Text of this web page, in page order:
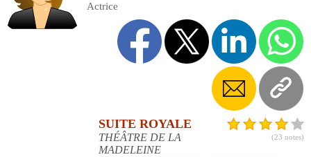
Actrice
(23 notes)
SUITE ROYALE
THÉÂTRE DE LA
MADELEINE